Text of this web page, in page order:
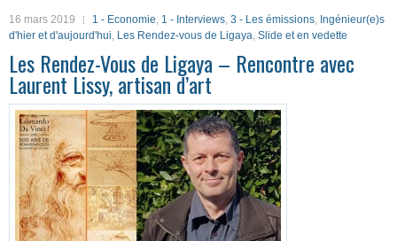
16 mars 2019 1 - Economie, 1 - Interviews, 3 - Les émissions, Ingénieur(e)s
d'hier et d'aujourd'hui, Les Rendez-vous de Ligaya, Slide et en vedette
Les Rendez-Vous de Ligaya – Rencontre avec
Laurent Lissy, artisan d’art